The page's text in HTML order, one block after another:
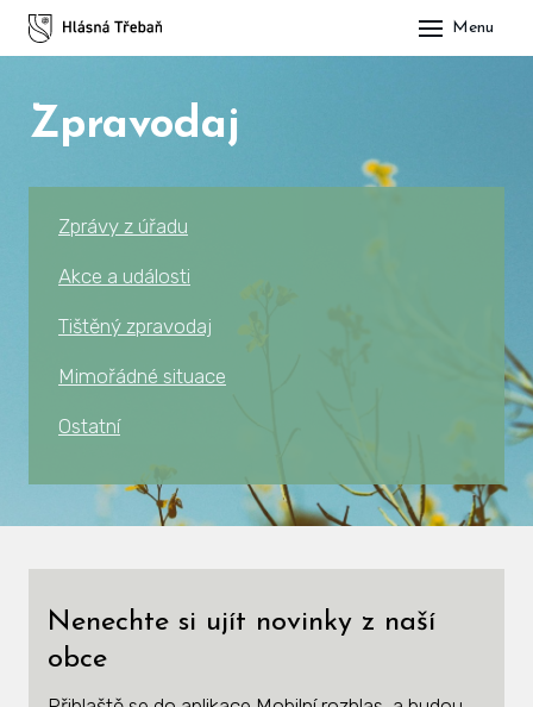
Menu
Zpravodaj
Zprávy z úřadu
Akce a události
Tištěný zpravodaj
Mimořádné situace
Ostatní
Nenechte si ujít novinky z naší
obce